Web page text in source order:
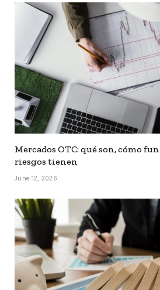
Mercados OTC: qué son, cómo
riesgos tienen
June 12, 2026